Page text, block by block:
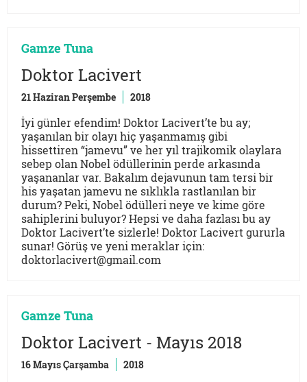
Gamze Tuna
Doktor Lacivert
21 Haziran Perşembe 2018
İyi günler efendim! Doktor Lacivert’te bu ay;
yaşanılan bir olayı hiç yaşanmamış gibi
hissettiren “jamevu” ve her yıl trajikomik olaylara
sebep olan Nobel ödüllerinin perde arkasında
yaşananlar var. Bakalım dejavunun tam tersi bir
his yaşatan jamevu ne sıklıkla rastlanılan bir
durum? Peki, Nobel ödülleri neye ve kime göre
sahiplerini buluyor? Hepsi ve daha fazlası bu ay
Doktor Lacivert’te sizlerle! Doktor Lacivert gururla
sunar! Görüş ve yeni meraklar için:
doktorlacivert@gmail.com
Gamze Tuna
Doktor Lacivert - Mayıs 2018
16 Mayıs Çarşamba 2018